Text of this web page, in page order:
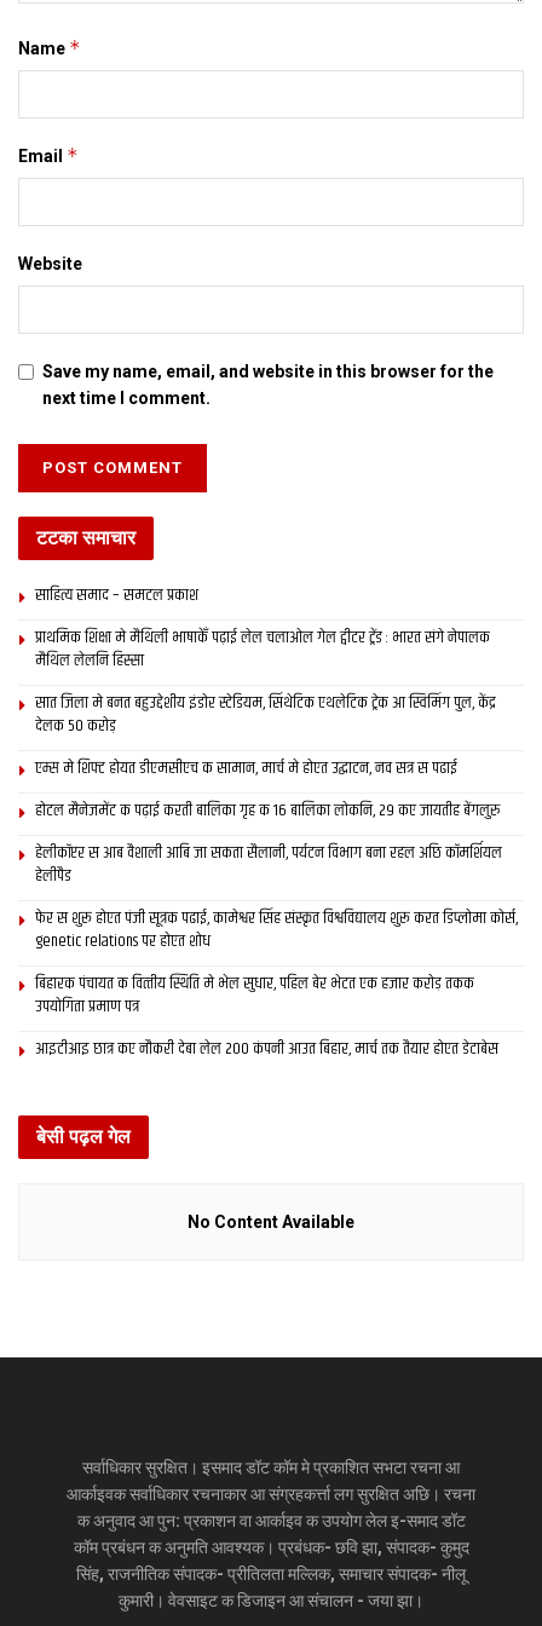
Name *
Email *
Website
Save my name, email, and website in this browser for the
next time I comment.
टटका समाचार
साहित्य समाद – समटल प्रकाश
प्राथमिक शि‍क्षा मे मैथि‍ली भाषाकेँ पढ़ाई लेल चलाओल गेल ट्वीटर ट्रेंड : भारत संगे नेपालक
मैथिल लेलनि हिस्सा
सात जिला मे बनत बहुउद्देशीय इंडोर स्‍टेडि‍यम, सिंथेटिक एथलेटिक ट्रेक आ स्विमिंग पुल, केंद्र
देलक 50 करोड़
एम्स मे शिफ्ट होयत डीएमसीएच क सामान, मार्च मे होएत उद्घाटन, नव सत्र स पढाई
होटल मैनेजमेंट क पढ़ाई करती बालिका गृह क 16 बालिका लोकनि, 29 कए जायतीह बेंगलुरु
हेलीकॉप्टर स आब वैशाली आबि जा सकता सैलानी, पर्यटन विभाग बना रहल अछि कॉमर्शियल
हेलीपैड
फेर स शुरू होएत पंजी सूत्रक पढाई, कामेश्वर सिंह संस्कृत विश्वविद्यालय शुरू करत डिप्लोमा कोर्स,
genetic relations पर होएत शोध
बिहारक पंचायत क वित्‍तीय स्थिति मे भेल सुधार, पहिल बेर भेटत एक हजार करोड़ तकक
उपयोगिता प्रमाण पत्र
आइटीआइ छात्र कए नौकरी देबा लेल 200 कंपनी आउत बिहार, मार्च तक तैयार होएत डेटाबेस
बेसी पढ़ल गेल
No Content Available
सर्वाधिकार सुरक्षित। इसमाद डॉट कॉम मे प्रकाशित सभटा रचना आ
आर्काइवक सर्वाधिकार रचनाकार आ संग्रहकर्त्ता लग सुरक्षित अछि। रचना
क अनुवाद आ पुन: प्रकाशन वा आर्काइव क उपयोग लेल इ-समाद डॉट
कॉम प्रबंधन क अनुमति आवश्यक। प्रबंधक- छवि झा, संपादक- कुमुद
सिंह, राजनीतिक संपादक- प्रीतिलता मल्लिक, समाचार संपादक- नीलू
कुमारी। वेवसाइट क डिजाइन आ संचालन - जया झा।